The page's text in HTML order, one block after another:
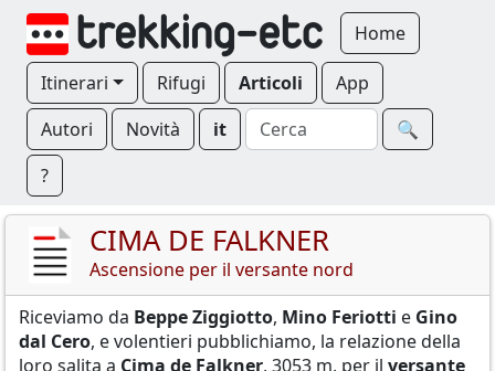
Home
Itinerari Rifugi Articoli
App
Autori
Novità it
🔍︎
?
CIMA DE FALKNER
Ascensione per il versante nord
Riceviamo da Beppe Ziggiotto, Mino Feriotti e Gino
dal Cero, e volentieri pubblichiamo, la relazione della
loro salita a Cima de Falkner, 3053 m, per il versante